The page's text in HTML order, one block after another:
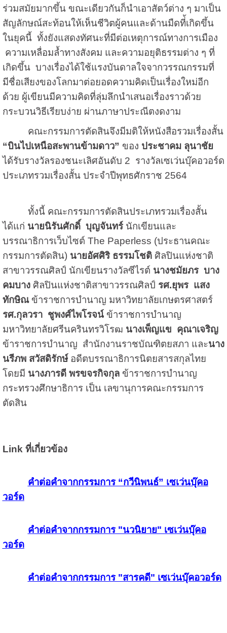
ร่วมสมัยมากขึ้น ขณะเดียวกันก็นำเอาสัตว์ต่าง ๆ มาเป็น
สัญลักษณ์สะท้อนให้เห็นชีวิตผู้คนและด้านมืดที่้เกิดขึ้น
ในยุคนี้ ทั้งยังแสดงทัศนะที่มีต่อเหตุการณ์ทางการเมือง
ความเหลื่อมล้ำทางสังคม และความอยุติธรรมต่าง ๆ ที่
เกิดขึ้น บางเรื่องได้ใช้แรงบันดาลใจจากวรรณกรรมที่
มีชื่อเสียงของโลกมาต่อยอดความคิดเป็นเรื่องใหม่อีก
ด้วย ผู้เขียนมีความคิดที่ลุ่มลึกนำเสนอเรื่องราวด้วย
กระบวนวิธีเรียบง่าย ผ่านภาษาประณีตงดงาม
คณะกรรมการตัดสินจึงมีมติให้หนังสือรวมเรื่องสั้น
“บินไปเหนือสะพานข้ามดาว” ของ ประชาคม ลุนาชัย
ได้รับรางวัลรองชนะเลิศอันดับ 2 รางวัลเซเว่นบุ๊คอวอร์ด
ประเภทรวมเรื่องสั้น ประจำปีพุทธศักราช 2564
ทั้งนี้ คณะกรรมการตัดสินประเภทรวมเรื่องสั้น
ได้แก่ นายนิรันศักดิ์ บุญจันทร์นักเขียนและ
บรรณาธิการเว็บไซต์ The Paperless (ประธานคณะ
กรรมการตัดสิน) นายอัศศิริ ธรรมโชติศิลปินแห่งชาติ
สาขาวรรณศิลป์ นักเขียนรางวัลซีไรต์ นางชมัยภร บาง
คมบางศิลปินแห่งชาติสาขาวรรณศิลป์ รศ.ยุพร แสง
ทักษิณข้าราชการบำนาญ มหาวิทยาลัยเกษตรศาสตร์
รศ.กุลวรา ชูพงศ์ไพโรจน์ข้าราชการบำนาญ
มหาวิทยาลัยศรีนครินทรวิโรฒ นางเพ็ญแข คุณาเจริญ
ข้าราชการบำนาญ สำนักงานราชบัณฑิตยสภา และนาง
นรีภพ สวัสดิรักษ์อดีตบรรณาธิการนิตยสารสกุลไทย
โดยมี นางภารดี พรขจรกิจกุลข้าราชการบำนาญ
กระทรวงศึกษาธิการ เป็น เลขานุการคณะกรรมการ
ตัดสิน
Link ที่เกี่ยวข้อง
คำต่อคำจากกรรมการ “กวีนิพนธ์” เซเว่นบุ๊คอ
วอร์ด
คำต่อคำจากกรรมการ "นวนิยาย" เซเว่นบุ๊คอ
วอร์ด
คำต่อคำจากกรรมการ "สารคดี" เซเว่นบุ๊คอวอร์ด